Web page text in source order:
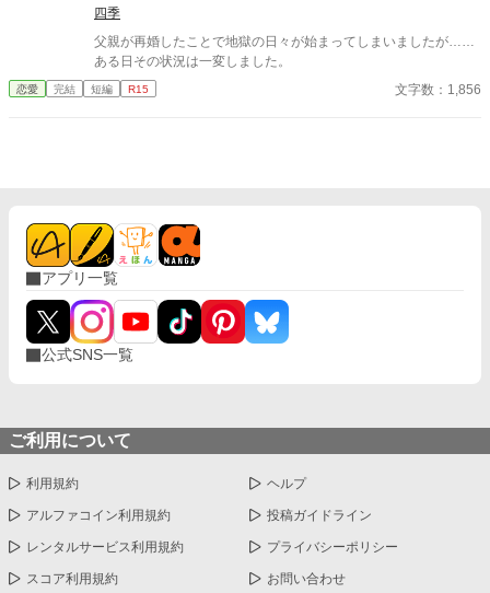
四季
父親が再婚したことで地獄の日々が始まってしまいましたが……
ある日その状況は一変しました。
恋愛 完結 短編 R15 文字数：1,856
アプリ一覧
公式SNS一覧
ご利用について
利用規約 ヘルプ
アルファコイン利用規約 投稿ガイドライン
レンタルサービス利用規約 プライバシーポリシー
スコア利用規約 お問い合わせ